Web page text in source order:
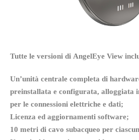
1 Camera Subacquea
Tutte le versioni di AngelEye View
Un’unità centrale completa di
preinstallata e configurata, alloggiata
per le connessioni elettriche e dati;
Licenza ed aggiornamenti software;
10 metri di cavo subacqueo per